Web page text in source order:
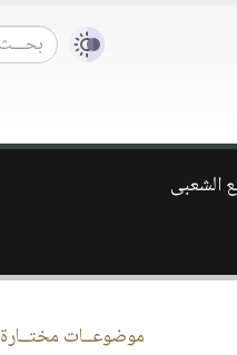
الشعبى
موضوعــات مختــارة